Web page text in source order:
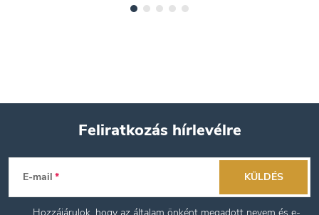
L
á
Feliratkozás hírlevélre
E-mail KÜLDÉS